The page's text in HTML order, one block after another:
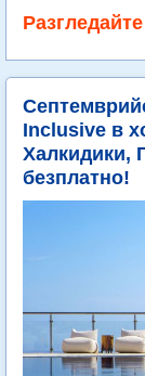
Inclusive в
Халкидики,
безплатно!